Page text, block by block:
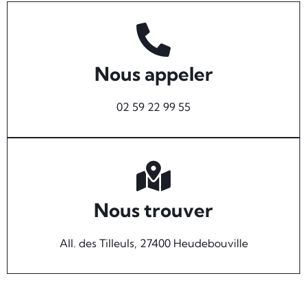
Nous appeler
02 59 22 99 55
Nous trouver
All. des Tilleuls, 27400 Heudebouville